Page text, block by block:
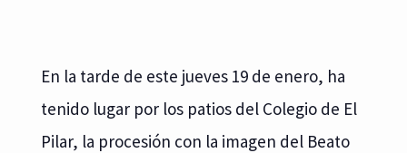
En la tarde de este jueves 19 de enero, ha
tenido lugar por los patios del Colegio de El
Pilar, la procesión con la imagen del Beato